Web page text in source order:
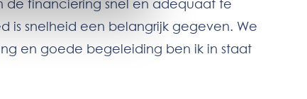
de financiering snel en adequaat te
is snelheid een belangrijk gegeven. We
en goede begeleiding ben ik in staat